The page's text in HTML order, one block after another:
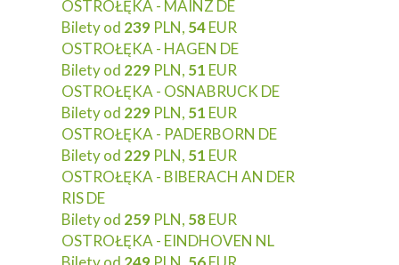
OSTROŁĘKA - MAINZ DE
Bilety od 239 PLN, 54EUR
OSTROŁĘKA - HAGEN DE
Bilety od 229 PLN, 51 EUR
OSTROŁĘKA - OSNABRUCK DE
Bilety od 229 PLN, 51 EUR
OSTROŁĘKA - PADERBORN DE
Bilety od 229 PLN, 51 EUR
OSTROŁĘKA - BIBERACH AN DER
RIS DE
Bilety od 259 PLN, 58EUR
OSTROŁĘKA - EINDHOVEN NL